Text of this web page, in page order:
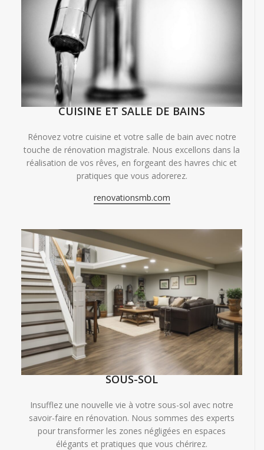
CUISINE ET SALLE DE BAINS
Rénovez votre cuisine et votre salle de bain avec notre
touche de rénovation magistrale. Nous excellons dans la
réalisation de vos rêves, en forgeant des havres chic et
pratiques que vous adorerez.
renovationsmb.com
SOUS-SOL
Insufflez une nouvelle vie à votre sous-sol avec notre
savoir-faire en rénovation. Nous sommes des experts
pour transformer les zones négligées en espaces
élégants et pratiques que vous chérirez.